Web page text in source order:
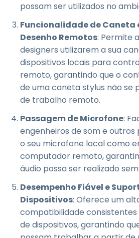
possam ser utilizados no
Funcionalidade de Caneta
Desenho Remotos: Permite
designers utilizarem a sua
dispositivos locais para
remoto, garantindo que o
de uma caneta stylus não se
de trabalho remoto.
Passagem de Microfone:
engenheiros de som e outros
o seu microfone local como
computador remoto,
áudio possa ser realizado
Desempenho Fiável e
Dispositivos: Oferece um
compatibilidade
de dispositivos, garantindo